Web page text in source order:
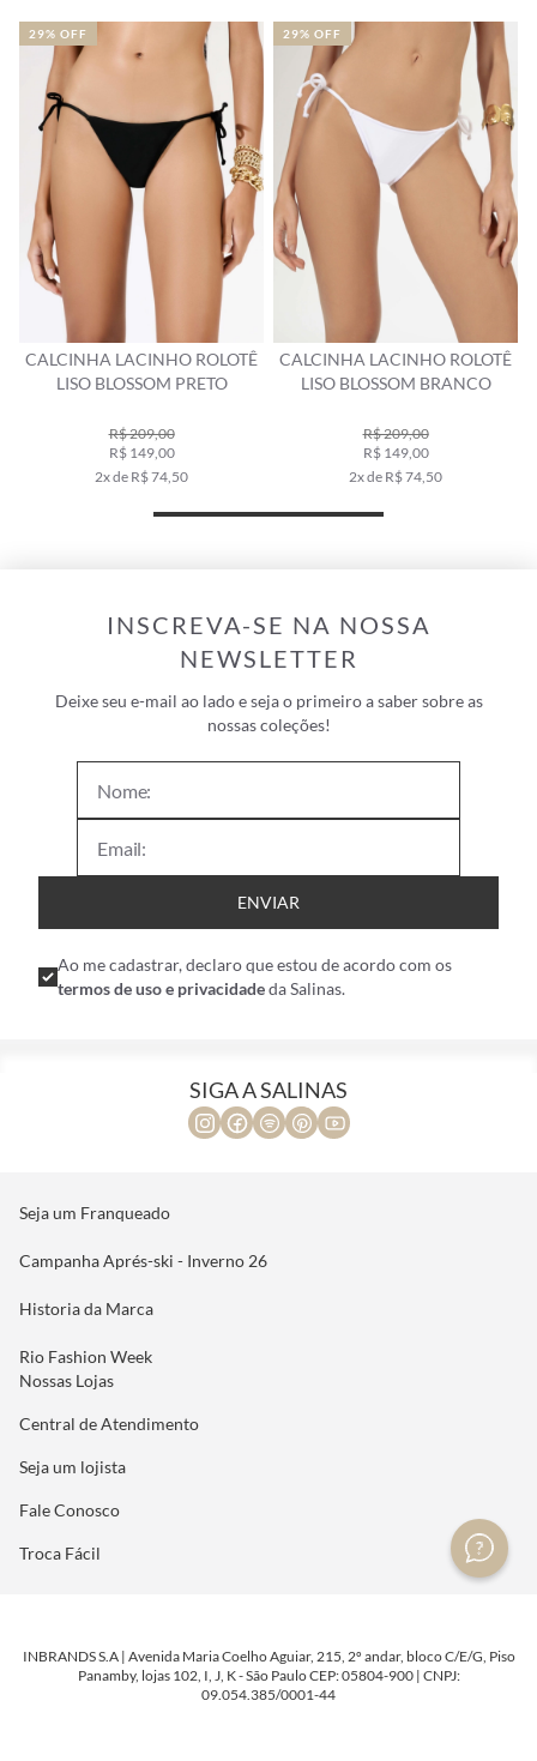
CALCINHA LACINHO ROLOTÊ
LISO BLOSSOM PRETO
R$ 209,00
R$ 149,00
2x de R$ 74,50
29% OFF
CALCINHA LACINHO ROLOTÊ
LISO BLOSSOM BRANCO
R$ 209,00
R$ 149,00
2x de R$ 74,50
29% OFF
INSCREVA-SE NA NOSSA
NEWSLETTER
Deixe seu e-mail ao lado e seja o primeiro a saber sobre as
nossas coleções!
ENVIAR
Ao me cadastrar, declaro que estou de acordo com os
termos de uso e privacidadeda Salinas.
SIGA A SALINAS
Seja um Franqueado
Campanha Aprés-ski - Inverno 26
Historia da Marca
Rio Fashion Week
Nossas Lojas
Central de Atendimento
Seja um lojista
Fale Conosco
Troca Fácil
INBRANDS S.A | Avenida Maria Coelho Aguiar, 215, 2º andar, bloco C/E/G, Piso
Panamby, lojas 102, I, J, K - São Paulo CEP: 05804-900 | CNPJ:
09.054.385/0001-44